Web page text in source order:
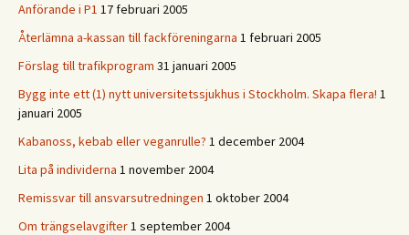
Anförande i P1 17 februari 2005
Återlämna a-kassan till fackföreningarna 1 februari 2005
Förslag till trafikprogram 31 januari 2005
Bygg inte ett (1) nytt universitetssjukhus i Stockholm. Skapa flera! 1
januari 2005
Kabanoss, kebab eller veganrulle? 1 december 2004
Lita på individerna 1 november 2004
Remissvar till ansvarsutredningen 1 oktober 2004
Om trängselavgifter1 september 2004